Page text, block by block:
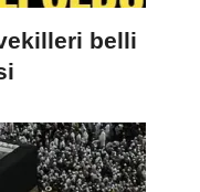
belli